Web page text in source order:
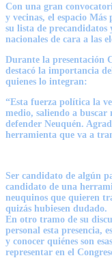
Con una gran
y vecinas, el espacio
su lista de precandidatos
nacionales de cara a las
Durante la presentación
destacó la importancia
quienes lo integran:
“Esta fuerza política la
medio, saliendo a buscar
defender Neuquén.
herramienta que va a
Ser candidato de algún
candidato de una
neuquinos que quieren
quizás hubiesen dudado.
En otro tramo de su
personal esta presencia,
y conocer quiénes son
representar en el